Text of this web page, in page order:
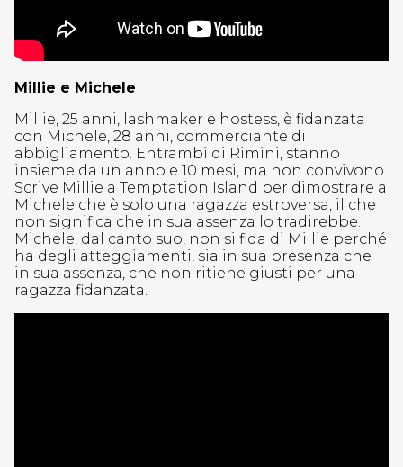
Millie e Michele
Millie, 25 anni, lashmaker e hostess, è fidanzata
con Michele, 28 anni, commerciante di
abbigliamento. Entrambi di Rimini, stanno
insieme da un anno e 10 mesi, ma non convivono.
Scrive Millie a Temptation Island per dimostrare a
Michele che è solo una ragazza estroversa, il che
non significa che in sua assenza lo tradirebbe.
Michele, dal canto suo, non si fida di Millie perché
ha degli atteggiamenti, sia in sua presenza che
in sua assenza, che non ritiene giusti per una
ragazza fidanzata.